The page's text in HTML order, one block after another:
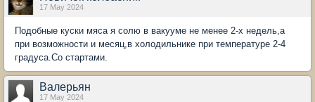
17 May 2024
Подобные куски мяса я солю в вакууме не менее 2-х недель,а
при возможности и месяц,в холодильнике при температуре 2-4
градуса.Со стартами.
Валерьян
17 May 2024